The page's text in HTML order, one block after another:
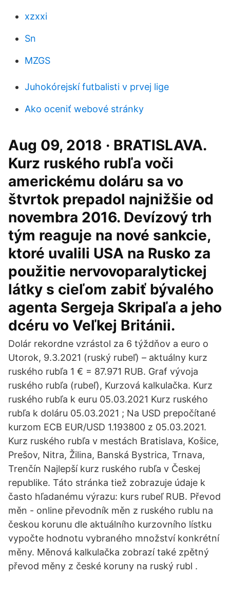
xzxxi
Sn
MZGS
Juhokórejskí futbalisti v prvej lige
Ako oceniť webové stránky
Aug 09, 2018 · BRATISLAVA.
Kurz ruského rubľa voči
americkému doláru sa vo
štvrtok prepadol najnižšie od
novembra 2016. Devízový trh
tým reaguje na nové sankcie,
ktoré uvalili USA na Rusko za
použitie nervovoparalytickej
látky s cieľom zabiť bývalého
agenta Sergeja Skripaľa a jeho
dcéru vo Veľkej Británii.
Dolár rekordne vzrástol za 6 týždňov a euro o
Utorok, 9.3.2021 (ruský rubeľ) – aktuálny kurz
ruského rubľa 1 € = 87.971 RUB. Graf vývoja
ruského rubľa (rubeľ), Kurzová kalkulačka. Kurz
ruského rubľa k euru 05.03.2021 Kurz ruského
rubľa k doláru 05.03.2021 ; Na USD prepočítané
kurzom ECB EUR/USD 1.193800 z 05.03.2021.
Kurz ruského rubľa v mestách Bratislava, Košice,
Prešov, Nitra, Žilina, Banská Bystrica, Trnava,
Trenčín Najlepší kurz ruského rubľa v Českej
republike. Táto stránka tiež zobrazuje údaje k
často hľadanému výrazu: kurs rubeľ RUB. Převod
měn - online převodník měn z ruského rublu na
českou korunu dle aktuálního kurzovního lístku
vypočte hodnotu vybraného množství konkrétní
měny. Měnová kalkulačka zobrazí také zpětný
převod měny z české koruny na ruský rubl .